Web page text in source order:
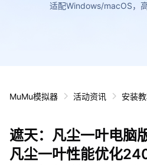
适配Windows/macOS，
MuMu模拟器 活动资讯 安装
遮天：凡尘一叶电脑
凡尘一叶性能优化